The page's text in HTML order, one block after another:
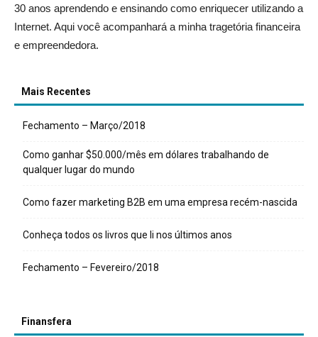
30 anos aprendendo e ensinando como enriquecer utilizando a
Internet. Aqui você acompanhará a minha tragetória financeira
e empreendedora.
Mais Recentes
Fechamento – Março/2018
Como ganhar $50.000/mês em dólares trabalhando de
qualquer lugar do mundo
Como fazer marketing B2B em uma empresa recém-nascida
Conheça todos os livros que li nos últimos anos
Fechamento – Fevereiro/2018
Finansfera